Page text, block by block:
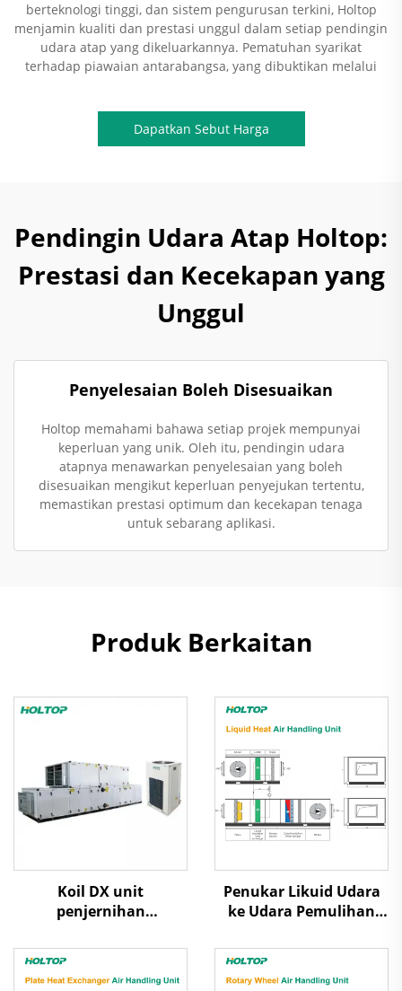
berteknologi tinggi, dan sistem pengurusan terkini, Holtop
menjamin kualiti dan prestasi unggul dalam setiap pendingin
udara atap yang dikeluarkannya. Pematuhan syarikat
terhadap piawaian antarabangsa, yang dibuktikan melalui
Dapatkan Sebut Harga
Pendingin Udara Atap Holtop:
Prestasi dan Kecekapan yang
Unggul
Penyelesaian Boleh Disesuaikan
Holtop memahami bahawa setiap projek mempunyai
keperluan yang unik. Oleh itu, pendingin udara
atapnya menawarkan penyelesaian yang boleh
disesuaikan mengikut keperluan penyejukan tertentu,
memastikan prestasi optimum dan kecekapan tenaga
untuk sebarang aplikasi.
Produk Berkaitan
Koil DX unit
penjernihan
Penukar Likuid Udara
ke Udara Pemulihan
Udara